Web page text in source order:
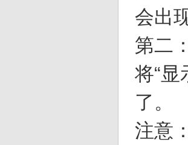
会出
第二
将“
了。
注意